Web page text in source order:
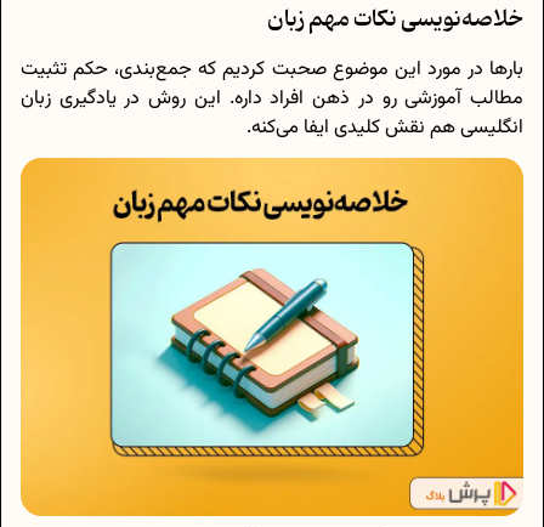
خلاصه‌نویسی نکات مهم زبان
بار‌ها در مورد این موضوع صحبت کردیم که جمع‌بندی، حکم تثبیت
مطالب آموزشی رو در ذهن افراد داره. این روش در یادگیری زبان
انگلیسی هم نقش کلیدی ایفا می‌کنه.